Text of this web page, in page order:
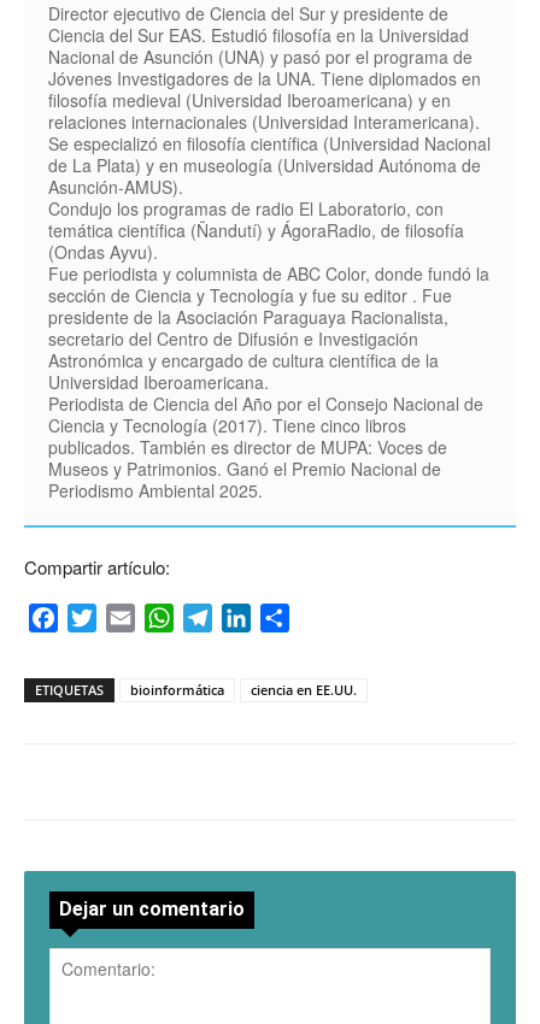
Director ejecutivo de Ciencia del Sur y presidente de
Ciencia del Sur EAS. Estudió filosofía en la Universidad
Nacional de Asunción (UNA) y pasó por el programa de
Jóvenes Investigadores de la UNA. Tiene diplomados en
filosofía medieval (Universidad Iberoamericana) y en
relaciones internacionales (Universidad Interamericana).
Se especializó en filosofía científica (Universidad Nacional
de La Plata) y en museología (Universidad Autónoma de
Asunción-AMUS).
Condujo los programas de radio El Laboratorio, con
temática científica (Ñandutí) y ÁgoraRadio, de filosofía
(Ondas Ayvu).
Fue periodista y columnista de ABC Color, donde fundó la
sección de Ciencia y Tecnología y fue su editor . Fue
presidente de la Asociación Paraguaya Racionalista,
secretario del Centro de Difusión e Investigación
Astronómica y encargado de cultura científica de la
Universidad Iberoamericana.
Periodista de Ciencia del Año por el Consejo Nacional de
Ciencia y Tecnología (2017). Tiene cinco libros
publicados. También es director de MUPA: Voces de
Museos y Patrimonios. Ganó el Premio Nacional de
Periodismo Ambiental 2025.
Compartir artículo:
FacebookTwitterEmail WhatsAppTelegramLinkedIn
ETIQUETAS bioinformática ciencia en EE.UU.
Dejar un comentario